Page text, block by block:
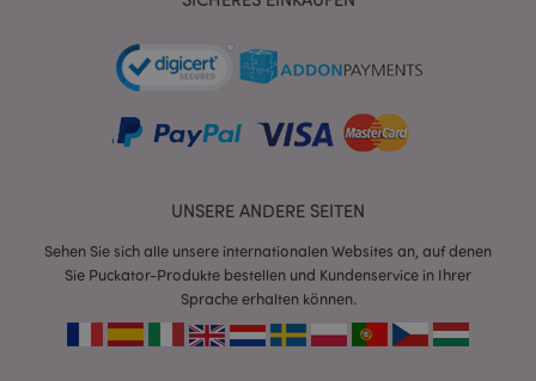
UNSERE ANDERE SEITEN
Sehen Sie sich alle unsere internationalen Websites an, auf denen
Sie Puckator-Produkte bestellen und Kundenservice in Ihrer
Sprache erhalten können.
mage-messages
Adobe Inc.
www.puckator.de
mage-cache-sessid
Adobe Inc.